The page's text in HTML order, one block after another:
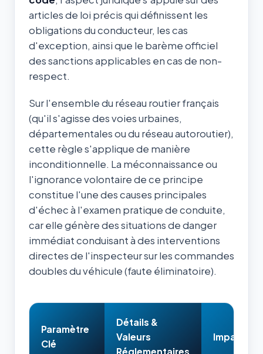
articles de loi précis qui définissent les
obligations du conducteur, les cas
d'exception, ainsi que le barème officiel
des sanctions applicables en cas de non-
respect.
Sur l'ensemble du réseau routier français
(qu'il s'agisse des voies urbaines,
départementales ou du réseau autoroutier),
cette règle s'applique de manière
inconditionnelle. La méconnaissance ou
l'ignorance volontaire de ce principe
constitue l'une des causes principales
d'échec à l'examen pratique de conduite,
car elle génère des situations de danger
immédiat conduisant à des interventions
directes de l'inspecteur sur les commandes
doubles du véhicule (faute éliminatoire).
Paramètre
Clé
Détails &
Valeurs
Réglementaires
Impact &